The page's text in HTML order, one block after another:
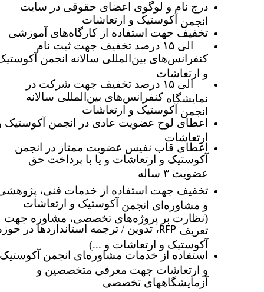
درج نام و لوگوی اعضای حقوقی در سایت
انجمنآکوستیک و ارتعاشات
تخفیف جهت استفاده از کارگاه‌های آموزشی
۱۰ الی ۱۵ درصد
تخفیف جهت ثبت نام
کنفرانس‌های بین‌المللی سالانه انجمنآکوستیک
و ارتعاشات
۱۰ الی ۱۵ درصد تخفیف جهت شرکت در
نمایشگاهکنفرانس‌های بین‌المللی سالانه
انجمنآکوستیک و ارتعاشات
اعطای لوح عضویت عادیدر انجمنآکوستیک و
ارتعاشات
اعطای قاب نفیس عضویت ممتاز در انجمن
آکوستیک و ارتعاشات و یا با پرداخت حق
عضویت ۳ ساله
تخفیف جهت استفاده از خدمات فنی، پژوهشی
و مشاوره‌ای انجمنآکوستیک و ارتعاشات
(نظارت بر پروژه‌های تخصصی، مشاوره جهت
تعریف RFP، تدوین / ترجمه استانداردها در حوزه
آکوستیک و ارتعاشات و ...)
استفاده از خدمات مشاوره‌‍‍‍‍‍‍ای انجمنآکوستیک
و ارتعاشات جهت معرفی متخصصین و
آزمایشگاههای تخصصی